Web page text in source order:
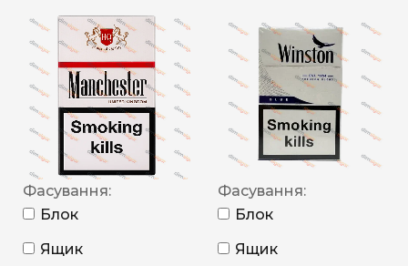
Фасування:
Блок
Ящик
Фасування:
Блок
Ящик